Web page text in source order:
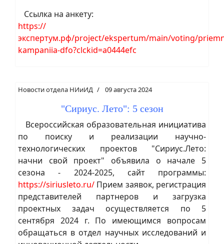
Ссылка на анкету:
https://
экспертум.рф/project/ekspertum/main/voting/
kampaniia-dfo?clckid=a0444efc
Новости отдела НИиИД 09 августа 2024
"Сириус. Лето": 5 сезон
Всероссийская образовательная инициатива
по поиску и реализации научно-
технологических проектов "Сириус.Лето:
начни свой проект" объявила о начале 5
сезона - 2024-2025, сайт программы:
https://siriusleto.ru/ Прием заявок, регистрация
представителей партнеров и загрузка
проектных задач осуществляется по 5
сентября 2024 г. По имеющимся вопросам
обращаться в отдел научных исследований и